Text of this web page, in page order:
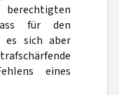
für den
es sich aber
eines